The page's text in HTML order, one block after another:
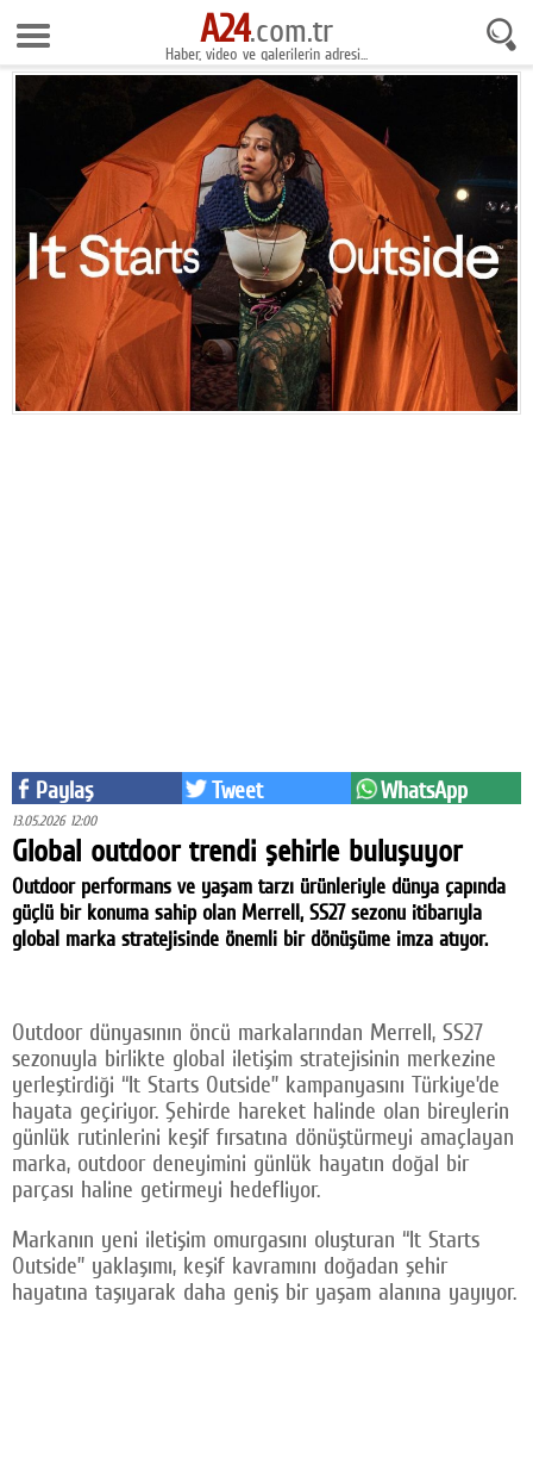
10 Ağustos 2026 6:29:49
Anasayfa
Gazeteler
Video Galeri
Gündem
Ekonomi
Yaşam
Magazin
Kültür-sanat
Sağlık
Yazarlar
A24 SOSYAL MEDYA
Facebook
Twitter
Google Plus
© 2026 TÜM HAKLARI SAKLIDIR
A24.com.tr
Haber, video ve galerilerin adresi...
Paylaş Tweet WhatsApp
13.05.2026 12:00
Global outdoor trendi şehirle buluşuyor
Outdoor performans ve yaşam tarzı ürünleriyle dünya çapında
güçlü bir konuma sahip olan Merrell, SS27 sezonu itibarıyla
global marka stratejisinde önemli bir dönüşüme imza atıyor.
Outdoor dünyasının öncü markalarından Merrell, SS27
sezonuyla birlikte global iletişim stratejisinin merkezine
yerleştirdiği “It Starts Outside” kampanyasını Türkiye’de
hayata geçiriyor. Şehirde hareket halinde olan bireylerin
günlük rutinlerini keşif fırsatına dönüştürmeyi amaçlayan
marka, outdoor deneyimini günlük hayatın doğal bir
parçası haline getirmeyi hedefliyor.
Markanın yeni iletişim omurgasını oluşturan “It Starts
Outside” yaklaşımı, keşif kavramını doğadan şehir
hayatına taşıyarak daha geniş bir yaşam alanına yayıyor.